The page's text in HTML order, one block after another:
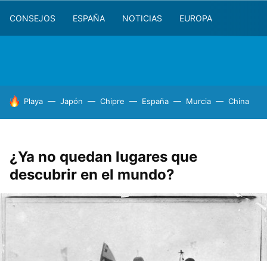
CONSEJOS ESPAÑA NOTICIAS EUROPA
HOY SE HABLA DE
Playa Japón Chipre España Murcia China
¿Ya no quedan lugares que
descubrir en el mundo?